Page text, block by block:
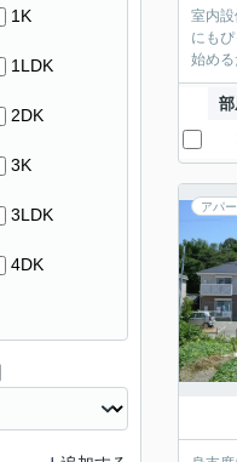
室内
にも
始め
アパ
1K
1LDK
2DK
3K
3LDK
4DK